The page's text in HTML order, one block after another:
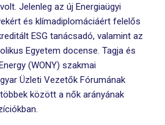
Jelenleg az új Energiaügyi
és klímadiplomáciáért felelős
ESG tanácsadó, valamint az
Egyetem docense. Tagja és
(WONY) szakmai
Üzleti Vezetők Fórumának
között a nők arányának